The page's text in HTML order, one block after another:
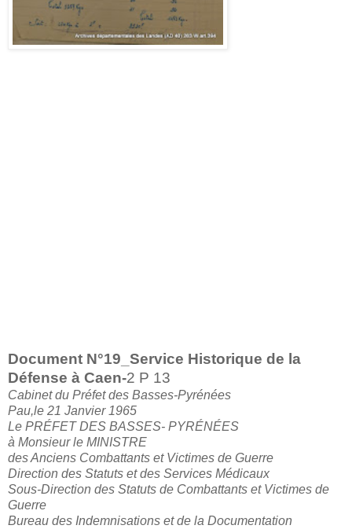
Document N°19_ Service Historique de la
Défense à Caen-2 P 13
Cabinet du Préfet des Basses-Pyrénées
Pau,le 21 Janvier 1965
Le PRÉFET DES BASSES- PYRÉNÉES
à Monsieur le MINISTRE
des Anciens Combattants et Victimes de Guerre
Direction des Statuts et des Services Médicaux
Sous-Direction des Statuts de Combattants et Victimes de
Guerre
Bureau des Indemnisations et de la Documentation